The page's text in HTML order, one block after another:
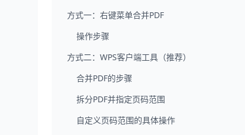
方式一：右键菜单合并PDF
操作步骤
方式二：WPS客户端工具（推荐）
合并PDF的步骤
拆分PDF并指定页码范围
自定义页码范围的具体操作